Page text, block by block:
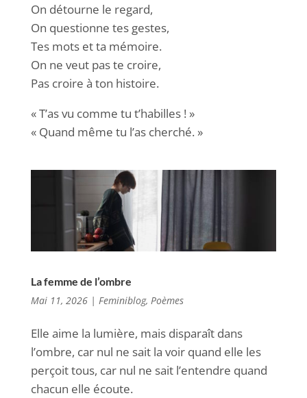
On détourne le regard,
On questionne tes gestes,
Tes mots et ta mémoire.
On ne veut pas te croire,
Pas croire à ton histoire.
« T’as vu comme tu t’habilles ! »
« Quand même tu l’as cherché. »
La femme de l’ombre
Mai 11, 2026| Feminiblog, Poèmes
Elle aime la lumière, mais disparaît dans
l’ombre, car nul ne sait la voir quand elle les
perçoit tous, car nul ne sait l’entendre quand
chacun elle écoute.